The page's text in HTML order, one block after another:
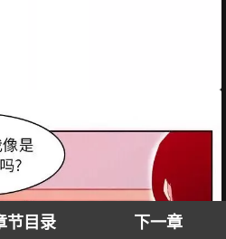
节目录 下一章